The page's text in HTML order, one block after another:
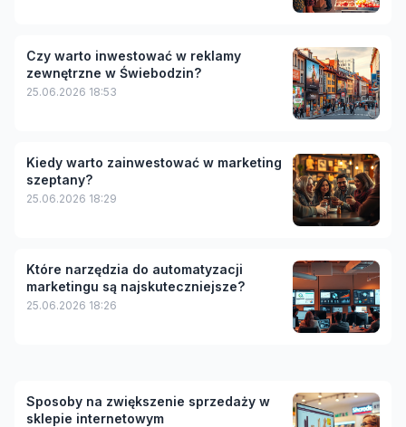
Czy warto inwestować w reklamy
zewnętrzne w Świebodzin?
25.06.2026 18:53
Kiedy warto zainwestować w marketing
szeptany?
25.06.2026 18:29
Które narzędzia do automatyzacji
marketingu są najskuteczniejsze?
25.06.2026 18:26
Sposoby na zwiększenie sprzedaży w
sklepie internetowym